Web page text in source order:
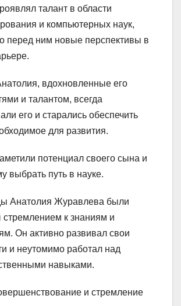
талант в области
и компьютерных наук,
перед ним новые перспективы в
вдохновленные его
и талантом, всегда
его и старались обеспечить
для развития.
потенциал своего сына и
выбрать путь в науке.
Анатолия Журавлева были
к знаниям и
Он активно развивал свои
и неутомимо работал над
навыками.
и стремление